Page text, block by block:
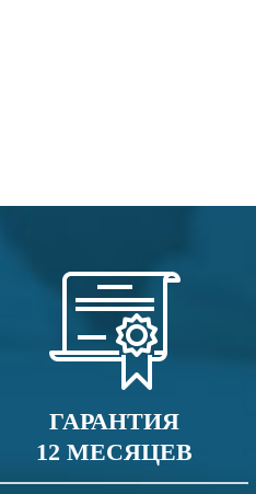
ГАРАНТИЯ
12 МЕСЯЦЕВ